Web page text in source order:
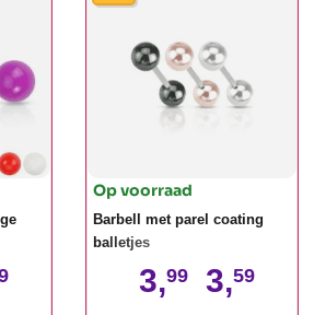
Op voorraad
Barbell met parel coating
balletjes
3,99 3,59